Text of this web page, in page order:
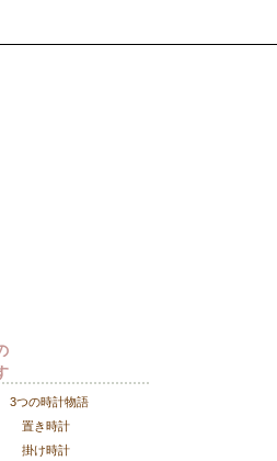
3つの時計物語
置き時計
掛け時計